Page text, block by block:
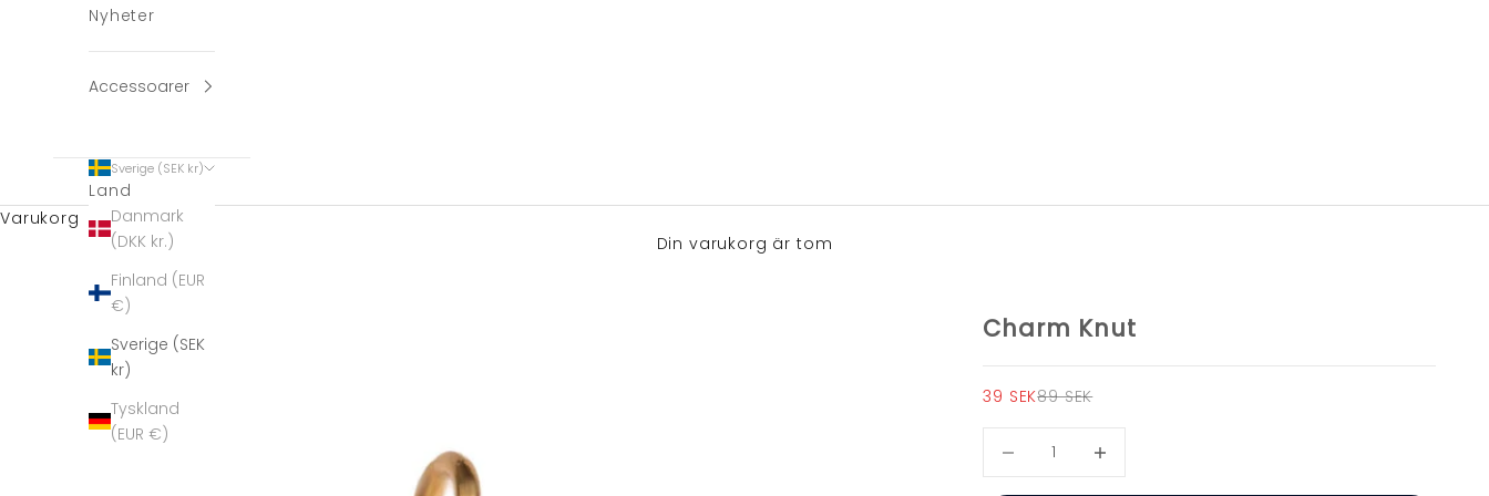
Nyheter
Accessoarer
Sverige (SEK kr)
Land
Danmark
(DKK kr.)
Finland (EUR
€)
Sverige (SEK
kr)
Tyskland
(EUR €)
Varukorg
Din varukorg är tom
Charm Knut
REA-pris
39 SEKPris
89 SEK